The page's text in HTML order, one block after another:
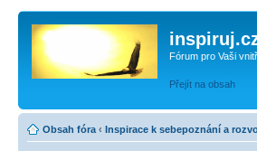
Fórum pro Vaši
Přejít na obsah
Obsah fóra ‹ Inspirace k sebepoznání a